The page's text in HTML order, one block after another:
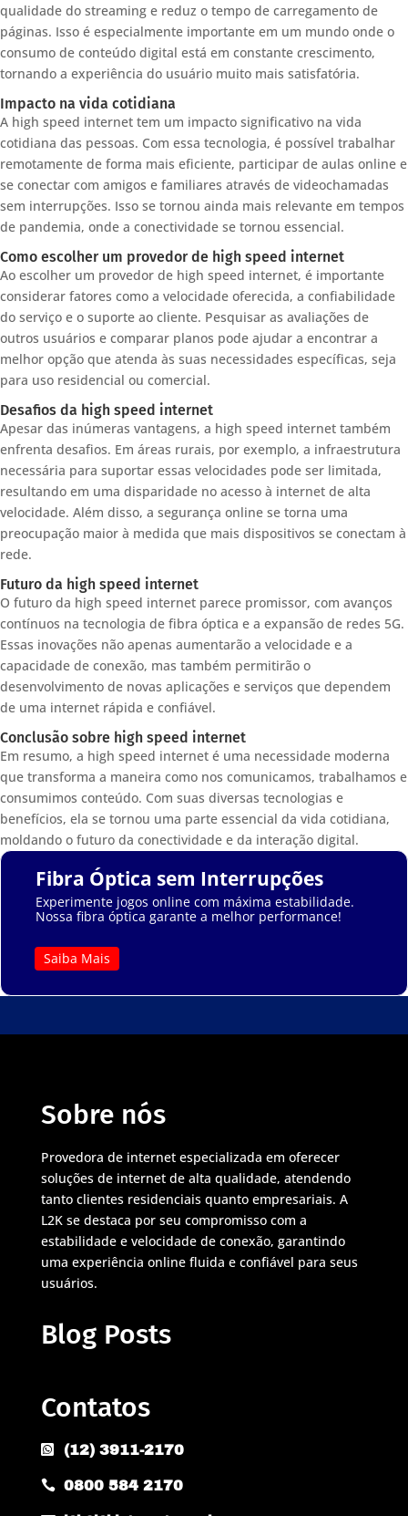
qualidade do streaming e reduz o tempo de carregamento de
páginas. Isso é especialmente importante em um mundo onde o
consumo de conteúdo digital está em constante crescimento,
tornando a experiência do usuário muito mais satisfatória.
Impacto na vida cotidiana
A high speed internet tem um impacto significativo na vida
cotidiana das pessoas. Com essa tecnologia, é possível trabalhar
remotamente de forma mais eficiente, participar de aulas online e
se conectar com amigos e familiares através de videochamadas
sem interrupções. Isso se tornou ainda mais relevante em tempos
de pandemia, onde a conectividade se tornou essencial.
Como escolher um provedor de high speed internet
Ao escolher um provedor de high speed internet, é importante
considerar fatores como a velocidade oferecida, a confiabilidade
do serviço e o suporte ao cliente. Pesquisar as avaliações de
outros usuários e comparar planos pode ajudar a encontrar a
melhor opção que atenda às suas necessidades específicas, seja
para uso residencial ou comercial.
Desafios da high speed internet
Apesar das inúmeras vantagens, a high speed internet também
enfrenta desafios. Em áreas rurais, por exemplo, a infraestrutura
necessária para suportar essas velocidades pode ser limitada,
resultando em uma disparidade no acesso à internet de alta
velocidade. Além disso, a segurança online se torna uma
preocupação maior à medida que mais dispositivos se conectam à
rede.
Futuro da high speed internet
O futuro da high speed internet parece promissor, com avanços
contínuos na tecnologia de fibra óptica e a expansão de redes 5G.
Essas inovações não apenas aumentarão a velocidade e a
capacidade de conexão, mas também permitirão o
desenvolvimento de novas aplicações e serviços que dependem
de uma internet rápida e confiável.
Conclusão sobre high speed internet
Em resumo, a high speed internet é uma necessidade moderna
que transforma a maneira como nos comunicamos, trabalhamos e
consumimos conteúdo. Com suas diversas tecnologias e
benefícios, ela se tornou uma parte essencial da vida cotidiana,
moldando o futuro da conectividade e da interação digital.
Fibra Óptica sem Interrupções
Experimente jogos online com máxima estabilidade.
Nossa fibra óptica garante a melhor performance!
Saiba Mais
Sobre nós
Provedora de internet especializada em oferecer
soluções de internet de alta qualidade, atendendo
tanto clientes residenciais quanto empresariais. A
L2K se destaca por seu compromisso com a
estabilidade e velocidade de conexão, garantindo
uma experiência online fluida e confiável para seus
usuários.
Blog Posts
Contatos
 (12) 3911-2170
 0800 584 2170